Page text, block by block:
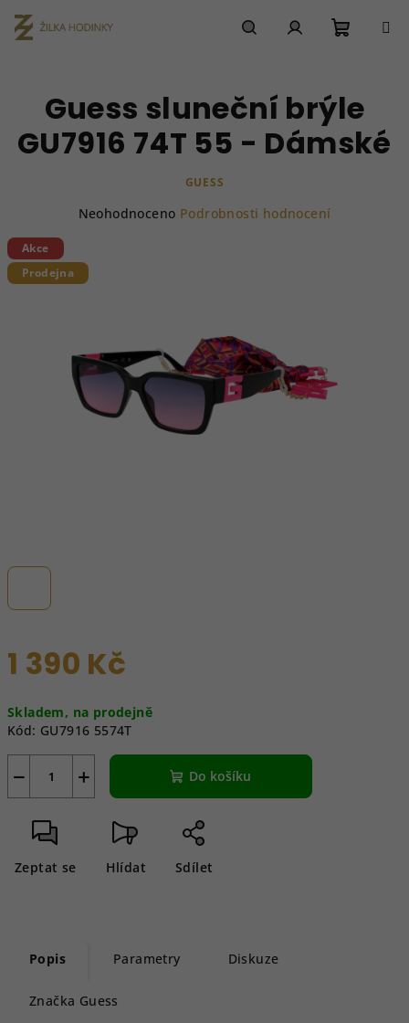
na
obsah
košík
1 390 Kč
cena:
Skladem, na prodejně
Kód: GU7916 5574T
+
− Do košíku
Zeptat se Hlídat Sdílet
Guess sluneční brýle
GU7916 74T 55 - Dámské
GUESS
produktu
je
0,0
Neohodnoceno Podrobnosti hodnocení
Akce
Prodejna
Popis Parametry Diskuze
Značka Guess